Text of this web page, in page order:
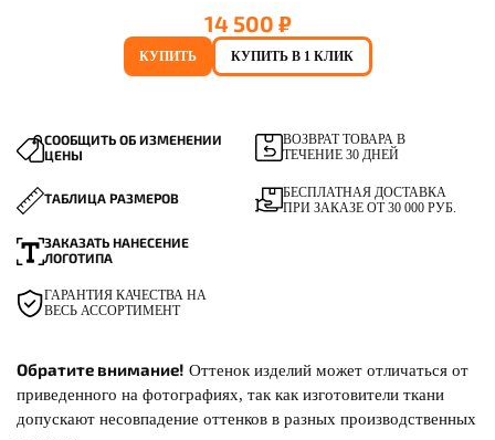
14 500 ₽
КУПИТЬ КУПИТЬ В 1 КЛИК
СООБЩИТЬ ОБ ИЗМЕНЕНИИ
ЦЕНЫ
ВОЗВРАТ ТОВАРА В
ТЕЧЕНИЕ 30 ДНЕЙ
ТАБЛИЦА РАЗМЕРОВ
ЗАКАЗАТЬ НАНЕСЕНИЕ
ЛОГОТИПА
ГАРАНТИЯ КАЧЕСТВА НА
ВЕСЬ АССОРТИМЕНТ
БЕСПЛАТНАЯ ДОСТАВКА
ПРИ ЗАКАЗЕ ОТ 30 000 РУБ.
Обратите внимание! Оттенок изделий может отличаться от
приведенного на фотографиях, так как изготовители ткани
допускают несовпадение оттенков в разных производственных